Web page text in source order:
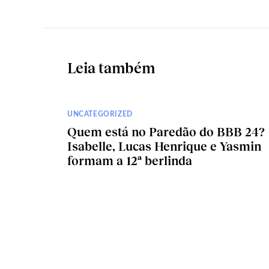
Leia também
UNCATEGORIZED
Quem está no Paredão do BBB 24?
Isabelle, Lucas Henrique e Yasmin
formam a 12ª berlinda